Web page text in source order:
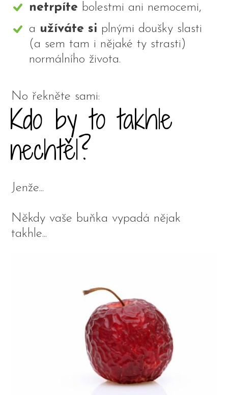
netrpíte bolestmi ani nemocemi,
a užíváte si plnými doušky slasti
(a sem tam i nějaké ty strasti)
normálního života.
No řekněte sami:
Kdo by to takhle
nechtěl?
Jenže...
Někdy vaše buňka vypadá nějak
takhle...